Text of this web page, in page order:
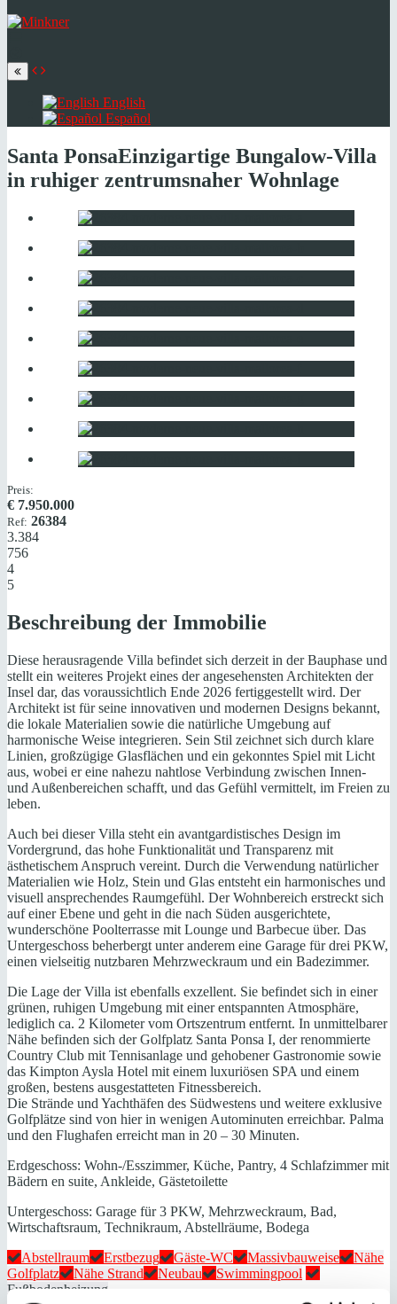
language
English
Español
Santa PonsaEinzigartige Bungalow-Villa
in ruhiger zentrumsnaher Wohnlage
Preis:
€ 7.950.000
Ref: 26384
3.384
756
4
5
Beschreibung der Immobilie
Diese herausragende Villa befindet sich derzeit in der Bauphase und
stellt ein weiteres Projekt eines der angesehensten Architekten der
Insel dar, das voraussichtlich Ende 2026 fertiggestellt wird. Der
Architekt ist für seine innovativen und modernen Designs bekannt,
die lokale Materialien sowie die natürliche Umgebung auf
harmonische Weise integrieren. Sein Stil zeichnet sich durch klare
Linien, großzügige Glasflächen und ein gekonntes Spiel mit Licht
aus, wobei er eine nahezu nahtlose Verbindung zwischen Innen-
und Außenbereichen schafft, und das Gefühl vermittelt, im Freien zu
leben.
Auch bei dieser Villa steht ein avantgardistisches Design im
Vordergrund, das hohe Funktionalität und Transparenz mit
ästhetischem Anspruch vereint. Durch die Verwendung natürlicher
Materialien wie Holz, Stein und Glas entsteht ein harmonisches und
visuell ansprechendes Raumgefühl. Der Wohnbereich erstreckt sich
auf einer Ebene und geht in die nach Süden ausgerichtete,
wunderschöne Poolterrasse mit Lounge und Barbecue über. Das
Untergeschoss beherbergt unter anderem eine Garage für drei PKW,
einen vielseitig nutzbaren Mehrzweckraum und ein Badezimmer.
Die Lage der Villa ist ebenfalls exzellent. Sie befindet sich in einer
grünen, ruhigen Umgebung mit einer entspannten Atmosphäre,
lediglich ca. 2 Kilometer vom Ortszentrum entfernt. In unmittelbarer
Nähe befinden sich der Golfplatz Santa Ponsa I, der renommierte
Country Club mit Tennisanlage und gehobener Gastronomie sowie
das Kimpton Aysla Hotel mit einem luxuriösen SPA und einem
großen, bestens ausgestatteten Fitnessbereich.
Die Strände und Yachthäfen des Südwestens und weitere exklusive
Golfplätze sind von hier in wenigen Autominuten erreichbar. Palma
und den Flughafen erreicht man in 20 – 30 Minuten.
Erdgeschoss: Wohn-/Esszimmer, Küche, Pantry, 4 Schlafzimmer mit
Bädern en suite, Ankleide, Gästetoilette
Untergeschoss: Garage für 3 PKW, Mehrzweckraum, Bad,
Wirtschaftsraum, Technikraum, Abstellräume, Bodega
Abstellraum
Erstbezug Gäste-WC Massivbauweise
Nähe
Golfplatz
Nähe Strand Neubau
Swimmingpool
Fußbodenheizung